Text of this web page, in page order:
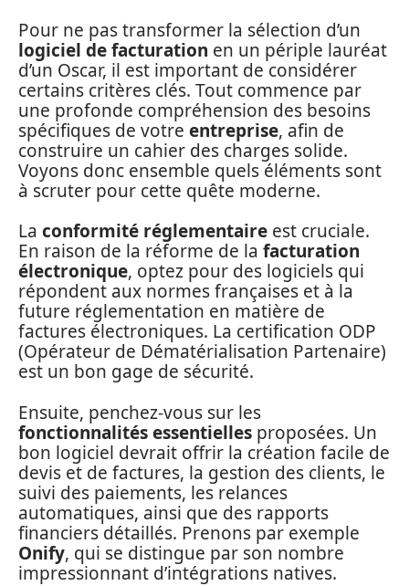
Pour ne pas transformer la sélection d’un
logiciel de facturation en un périple lauréat
d’un Oscar, il est important de considérer
certains critères clés. Tout commence par
une profonde compréhension des besoins
spécifiques de votre entreprise, afin de
construire un cahier des charges solide.
Voyons donc ensemble quels éléments sont
à scruter pour cette quête moderne.
La conformité réglementaire est cruciale.
En raison de la réforme de la facturation
électronique, optez pour des logiciels qui
répondent aux normes françaises et à la
future réglementation en matière de
factures électroniques. La certification ODP
(Opérateur de Dématérialisation Partenaire)
est un bon gage de sécurité.
Ensuite, penchez-vous sur les
fonctionnalités essentielles proposées. Un
bon logiciel devrait offrir la création facile de
devis et de factures, la gestion des clients, le
suivi des paiements, les relances
automatiques, ainsi que des rapports
financiers détaillés. Prenons par exemple
Onify, qui se distingue par son nombre
impressionnant d’intégrations natives.